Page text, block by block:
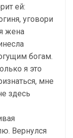
ей:
уговори
жена
богам.
я это
мне
здесь
Вернулся